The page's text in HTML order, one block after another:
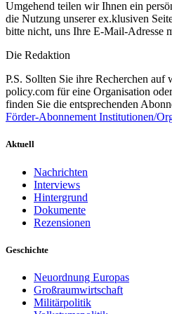
Umgehend teilen wir Ihnen ein
die Nutzung unserer ex.klusiven
bitte nicht, uns Ihre E-Mail-Adresse
Die Redaktion
P.S. Sollten Sie ihre Recherchen
policy.com für eine Organisation
finden Sie die entsprechenden
Förder-Abonnement Institutionen/
Aktuell
Nachrichten
Interviews
Hintergrund
Dokumente
Rezensionen
Geschichte
Neuordnung Europas
Großraumwirtschaft
Militärpolitik